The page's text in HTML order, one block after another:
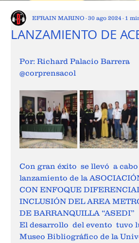
LANZAMIENTO DE
EFRAIN MARINO 30 ago 2024 1
Por: Richard Palacio Barrera
@corprensacol
Con gran éxito  se llevó  a cabo
lanzamiento de la
CON ENFOQUE
INCLUSIÓN DEL AREA
DE BARRANQUILLA “ASEDI”
El desarrollo  del evento  tuvo
Museo Bibliográfico de la